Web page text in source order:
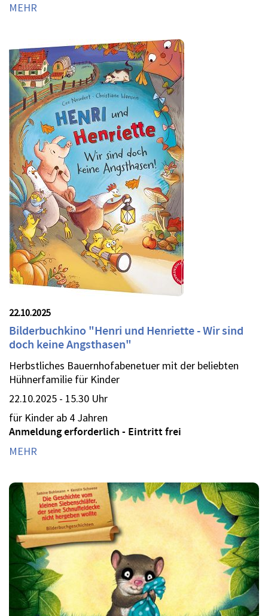
MEHR
22.10.2025
Bilderbuchkino "Henri und Henriette - Wir sind
doch keine Angsthasen"
Herbstliches Bauernhofabenetuer mit der beliebten
Hühnerfamilie für Kinder
22.10.2025 - 15.30 Uhr
für Kinder ab 4 Jahren
Anmeldung erforderlich - Eintritt frei
MEHR